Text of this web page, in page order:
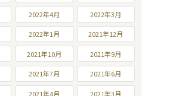
2022年4月 2022年3月
2022年1月 2021年12月
2021年10月 2021年9月
2021年7月 2021年6月
2021年4月 2021年3月